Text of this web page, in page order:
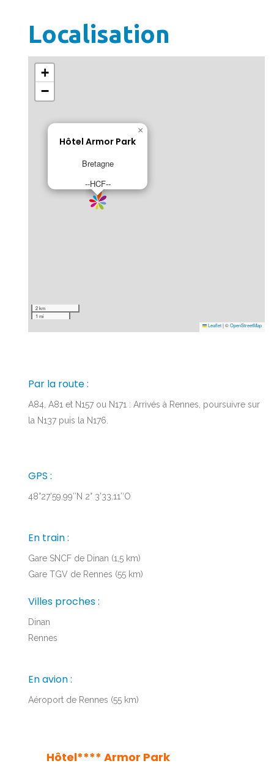
Localisation
Hôtel Armor Park
Bretagne
--HCF--
×
+
−
2 km
1 mi
Leaflet|©OpenStreetMap
Par la route :
A84, A81 et N157 ou N171 : Arrivés à Rennes, poursuivre sur
la N137 puis la N176.
GPS :
48°27’59.99″N 2° 3’33.11″O
En train :
Gare SNCF de Dinan (1,5 km)
Gare TGV de Rennes (55 km)
Villes proches :
Dinan
Rennes
En avion :
Aéroport de Rennes (55 km)
Hôtel**** Armor Park